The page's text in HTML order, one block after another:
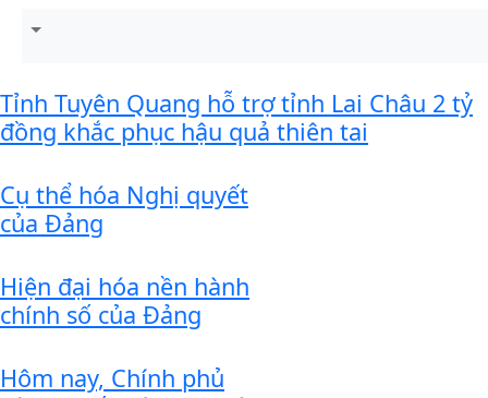
Tỉnh Tuyên Quang hỗ trợ tỉnh Lai Châu 2 tỷ
đồng khắc phục hậu quả thiên tai
Cụ thể hóa Nghị quyết
của Đảng
Hiện đại hóa nền hành
chính số của Đảng
Hôm nay, Chính phủ